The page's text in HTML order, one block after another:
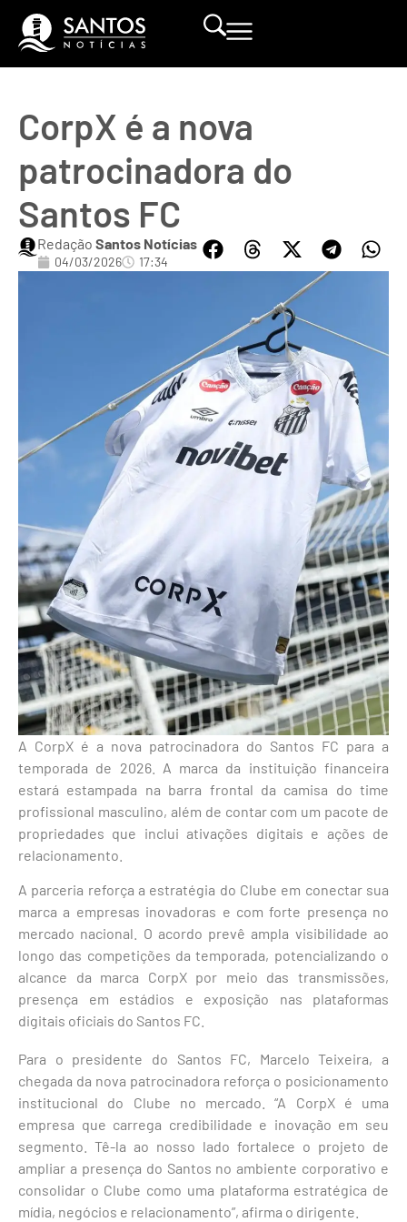
CorpX é a nova
patrocinadora do
Santos FC
Redação Santos Notícias
04/03/2026 17:34
A CorpX é a nova patrocinadora do Santos FC para a
temporada de 2026. A marca da instituição financeira
estará estampada na barra frontal da camisa do time
profissional masculino, além de contar com um pacote de
propriedades que inclui ativações digitais e ações de
relacionamento.
A parceria reforça a estratégia do Clube em conectar sua
marca a empresas inovadoras e com forte presença no
mercado nacional. O acordo prevê ampla visibilidade ao
longo das competições da temporada, potencializando o
alcance da marca CorpX por meio das transmissões,
presença em estádios e exposição nas plataformas
digitais oficiais do Santos FC.
Para o presidente do Santos FC, Marcelo Teixeira, a
chegada da nova patrocinadora reforça o posicionamento
institucional do Clube no mercado. “A CorpX é uma
empresa que carrega credibilidade e inovação em seu
segmento. Tê-la ao nosso lado fortalece o projeto de
ampliar a presença do Santos no ambiente corporativo e
consolidar o Clube como uma plataforma estratégica de
mídia, negócios e relacionamento”, afirma o dirigente.